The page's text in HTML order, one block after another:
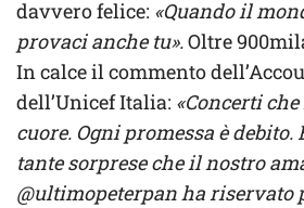
davvero felice: «Quando il
provaci anche tu».Oltre
In calce il commento
dell’Unicef Italia: «Concerti
cuore. Ogni promessa è debito.
tante sorprese che il nostro
@ultimopeterpan ha riservato